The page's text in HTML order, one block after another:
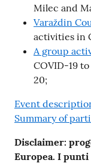
Milec and
Varaždin
activities in
A group
COVID-19
20;
Event
Summary of
Disclaimer:
Europea. I